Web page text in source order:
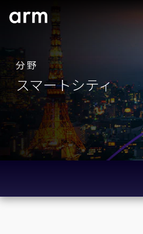
Skip to Footer
ARMのお
サポート
IP サポート
Keil Tools
販売
企業様向けFlexible Access
その他のお問い合わせ
ARMア
製品
分野
パートナー
分野
スマートシティ